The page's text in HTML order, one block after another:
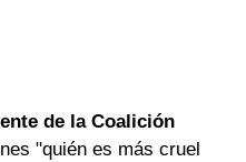
de la Coalición
"quién es más cruel